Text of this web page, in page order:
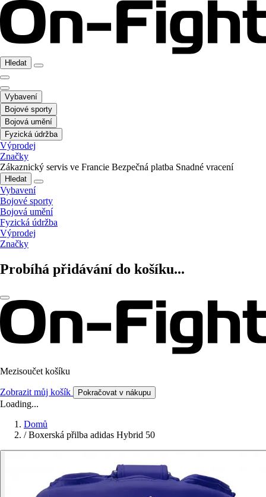
Hledat
Vybavení
Bojové sporty
Bojová umění
Fyzická údržba
Výprodej
Značky
Zákaznický servis ve Francie Bezpečná platba Snadné vracení
Hledat
Vybavení
Bojové sporty
Bojová umění
Fyzická údržba
Výprodej
Značky
Probíhá přidávání do košíku...
Mezisoučet košíku
Zobrazit můj košík Pokračovat v nákupu
Loading...
Domů
/ Boxerská přilba adidas Hybrid 50